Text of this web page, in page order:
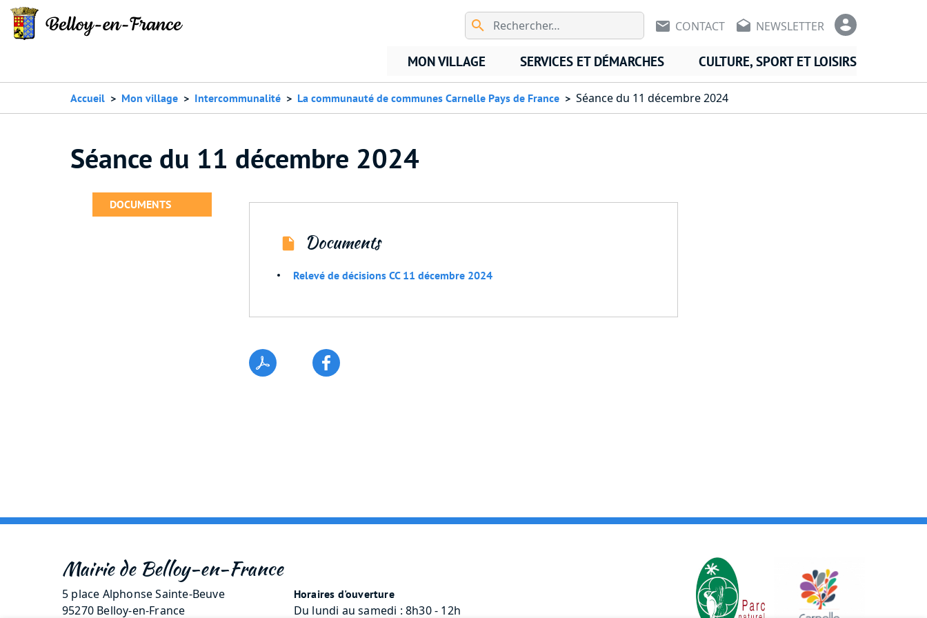
En-tête -
En-tête - Communication
CONTACT NEWSLETTER
MON VILLAGE SERVICES ET DÉMARCHES CULTURE, SPORT ET LOISIRS
Accueil Mon village Intercommunalité La communauté de communes Carnelle Pays de France Séance du 11 décembre 2024
Séance du 11 décembre 2024
DOCUMENTS
Documents
Relevé de décisions CC 11 décembre 2024
Mairie de Belloy-en-France
5 place Alphonse Sainte-Beuve
95270 Belloy-en-France
Horaires d'ouverture
Du lundi au samedi : 8h30 - 12h